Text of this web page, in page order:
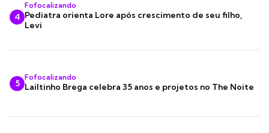
4
Fofocalizando
Pediatra orienta Lore após crescimento de seu filho,
Levi
5
Fofocalizando
Lailtinho Brega celebra 35 anos e projetos no The Noite